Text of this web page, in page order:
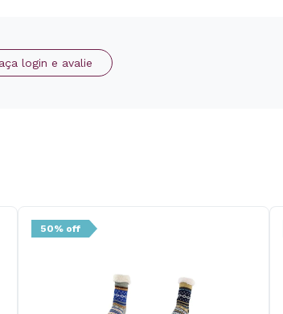
login e avalie
50% off